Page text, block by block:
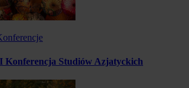
Konferencja Studiów Azjatyckich